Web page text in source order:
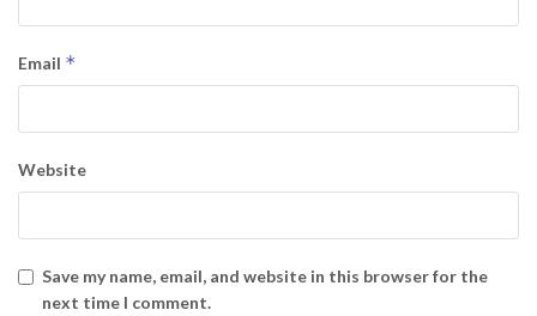
Email *
Website
Save my name, email, and website in this browser for the
next time I comment.